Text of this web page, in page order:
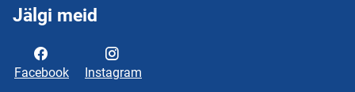
Jälgi meid
Facebook Instagram